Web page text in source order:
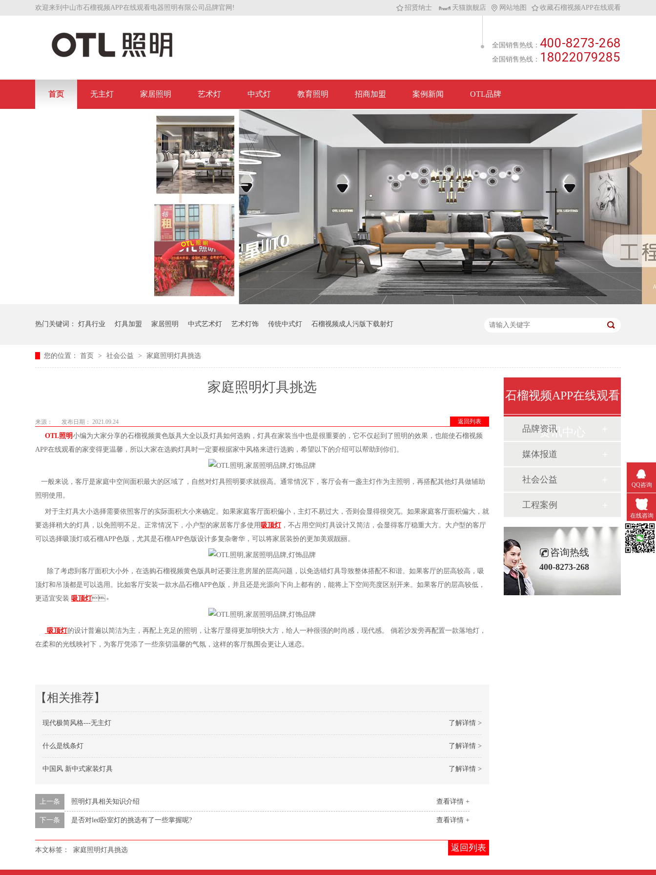
招贤纳士 天猫旗舰店 网站地图 收藏石榴视频APP在线观看
欢迎来到中山市石榴视频APP在线观看电器照明有限公司品牌官网!
全国销售热线： 400-8273-268
全国销售热线： 18022079285
首页 无主灯 家居照明 艺术灯 中式灯 教育照明 招商加盟 案例新闻 OTL品牌
热门关键词： 灯具行业 灯具加盟 家居照明 中式艺术灯 艺术灯饰 传统中式灯 石榴视频成人污版下载射灯
您的位置： 首页 > 社会公益 > 家庭照明灯具挑选
家庭照明灯具挑选
返回列表
来源： 发布日期： 2021.09.24
OTL照明小编为大家分享的石榴视频黄色版具大全以及灯具如何选购，灯具在家装当中也是很重要的，它不仅起到了照明的效果，也能使石榴视频
APP在线观看的家变得更温馨，所以大家在选购灯具时一定要根据家中风格来进行选购，希望以下的介绍可以帮助到你们。
一般来说，客厅是家庭中空间面积最大的区域了，自然对灯具照明要求就很高。通常情况下，客厅会有一盏主灯作为主照明，再搭配其他灯具做辅助
照明使用。
对于主灯具大小选择需要依照客厅的实际面积大小来确定。如果家庭客厅面积偏小，主灯不易过大，否则会显得很突兀。如果家庭客厅面积偏大，就
要选择稍大的灯具，以免照明不足。正常情况下，小户型的家居客厅多使用吸顶灯，不占用空间灯具设计又简洁，会显得客厅稳重大方。大户型的客厅
可以选择吸顶灯或石榴APP色版，尤其是石榴APP色版设计多复杂奢华，可以将家居装扮的更加美观靓丽。
除了考虑到客厅面积大小外，在选购石榴视频黄色版具时还要注意房屋的层高问题，以免选错灯具导致整体搭配不和谐。如果客厅的层高较高，吸
顶灯和吊顶都是可以选用。比如客厅安装一款水晶石榴APP色版，并且还是光源向下向上都有的，能将上下空间亮度区别开来。如果客厅的层高较低，
更适宜安装 吸顶灯。
吸顶灯的设计普遍以简洁为主，再配上充足的照明，让客厅显得更加明快大方，给人一种很强的时尚感，现代感。 倘若沙发旁再配置一款落地灯，
在柔和的光线映衬下，为客厅凭添了一些亲切温馨的气氛，这样的客厅氛围会更让人迷恋。
【相关推荐】
了解详情 >
现代极简风格---无主灯
了解详情 >
什么是线条灯
了解详情 >
中国风 新中式家装灯具
查看详情 +
上一条 照明灯具相关知识介绍
查看详情 +
下一条 是否对led卧室灯的挑选有了一些掌握呢?
返回列表
本文标签： 家庭照明灯具挑选
石榴视频APP在线观看
资讯中心
品牌资讯
媒体报道
社会公益
工程案例
咨询热线
400-8273-268
QQ咨询
在线咨询
微信扫一扫